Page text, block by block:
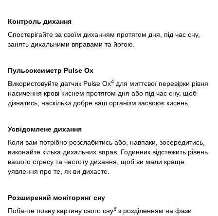
Контроль дихання
Спостерігайте за своїм диханням протягом дня, під час сну,
занять дихальними вправами та йогою.
Пульсоксиметр Pulse Ox
Використовуйте датчик Pulse Ox4 для миттєвої перевірки рівня
насичення крові киснем протягом дня або під час сну, щоб
дізнатись, наскільки добре ваш організм засвоює кисень.
Усвідомлене дихання
Коли вам потрібно розслабитись або, навпаки, зосередитись,
виконайте кілька дихальних вправ. Годинник відстежить рівень
вашого стресу та частоту дихання, щоб ви мали краще
уявлення про те, як ви дихаєте.
Розширений моніторинг сну
Побачте повну картину свого сну3 з розділенням на фази